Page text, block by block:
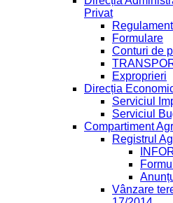
Privat
Regulament
Formulare
Conturi de
Exproprieri
Direcția
Serviciul
Serviciul
Compartiment
Registrul
Vânzare